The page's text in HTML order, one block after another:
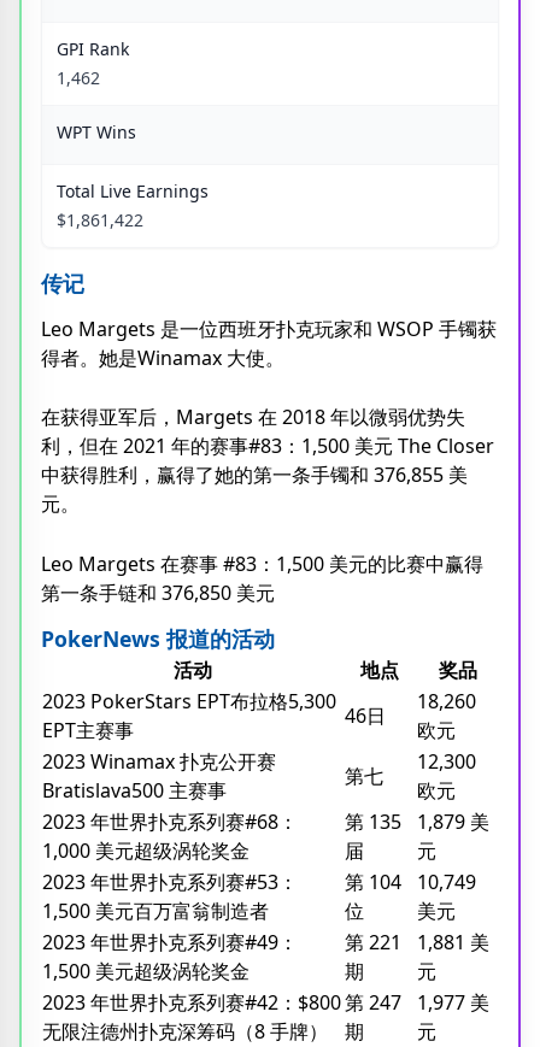
GPI Rank
1,462
WPT Wins
Total Live Earnings
$1,861,422
传记
Leo Margets 是一位西班牙扑克玩家和 WSOP 手镯获
得者。她是Winamax 大使。
在获得亚军后，Margets 在 2018 年以微弱优势失
利，但在 2021 年的赛事#83：1,500 美元 The Closer
中获得胜利，赢得了她的第一条手镯和 376,855 美
元。
Leo Margets 在赛事 #83：1,500 美元的比赛中赢得
第一条手链和 376,850 美元
PokerNews 报道的活动
活动 地点
奖品
2023 PokerStars EPT布拉格5,300
EPT主赛事
46日
18,260
欧元
2023 Winamax 扑克公开赛
Bratislava500 主赛事
第七
12,300
欧元
2023 年世界扑克系列赛#68：
1,000 美元超级涡轮奖金
第 135
届
1,879 美
元
2023 年世界扑克系列赛#53：
1,500 美元百万富翁制造者
第 104
位
10,749
美元
2023 年世界扑克系列赛#49：
1,500 美元超级涡轮奖金
第 221
期
1,881 美
元
2023 年世界扑克系列赛#42：$800
无限注德州扑克深筹码（8 手牌）
第 247
期
1,977 美
元